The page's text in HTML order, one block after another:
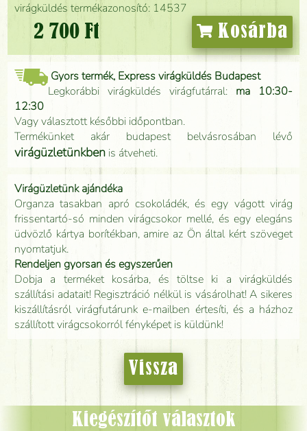
virágküldés termékazonosító: 14537
2 700 Ft Kosárba
Gyors termék, Express virágküldés Budapest
Legkorábbi virágküldés virágfutárral: ma 10:30-
12:30
Vagy választott későbbi időpontban.
Termékünket akár budapest belvásrosában lévő
virágüzletünkben is átveheti.
Virágüzletünk ajándéka
Organza tasakban apró csokoládék, és egy vágott virág
frissentartó-só minden virágcsokor mellé, és egy elegáns
üdvözlő kártya borítékban, amire az Ön által kért szöveget
nyomtatjuk.
Rendeljen gyorsan és egyszerűen
Dobja a terméket kosárba, és töltse ki a virágküldés
szállítási adatait! Regisztráció nélkül is vásárolhat! A sikeres
kiszállításról virágfutárunk e-mailben értesíti, és a házhoz
szállított virágcsokorról fényképet is küldünk!
Vissza
Kiegészítőt választok